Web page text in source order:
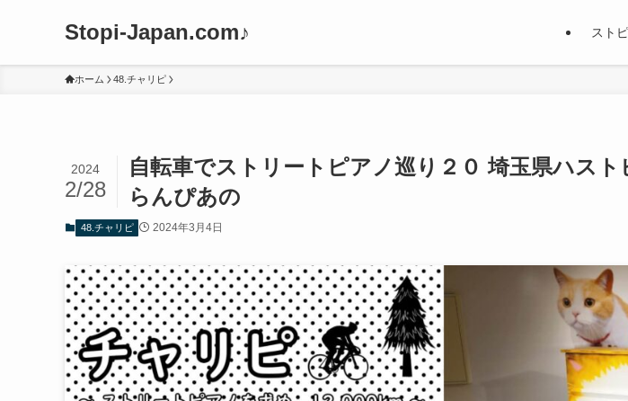
Stopi-Japan.com♪ スト
ホーム 48.チャリピ
自転車でストリートピアノ巡り２０ 埼玉県ハスト
らんぴあの
2024
2/28
48.チャリピ 2024年3月4日